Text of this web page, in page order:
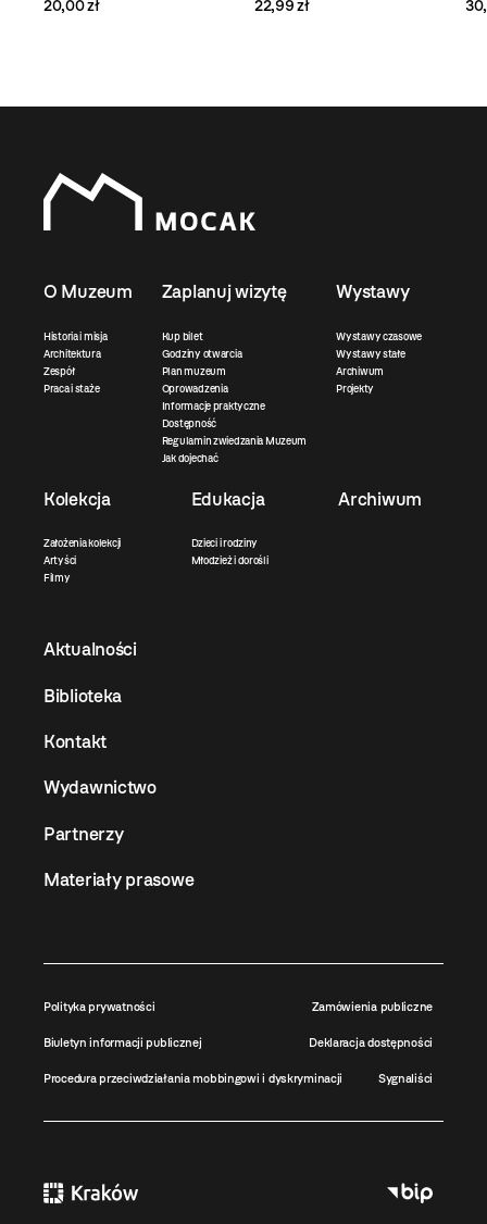
20,00 zł
22,99 zł
O Muzeum
Historia i misja
Architektura
Zespół
Praca i staże
Zaplanuj wizytę
Kup bilet
Godziny otwarcia
Plan muzeum
Oprowadzenia
Informacje praktyczne
Dostępność
Regulamin zwiedzania Muzeum
Jak dojechać
Wystawy
Wystawy czasowe
Wystawy stałe
Archiwum
Projekty
Kolekcja
Założenia kolekcji
Artyści
Filmy
Edukacja
Dzieci i rodziny
Młodzież i dorośli
Archiwum
Aktualności
Biblioteka
Kontakt
Wydawnictwo
Partnerzy
Materiały prasowe
Polityka prywatności Zamówienia publiczne
Biuletyn informacji publicznej Deklaracja dostępności
Procedura przeciwdziałania mobbingowi i dyskryminacji Sygnaliści